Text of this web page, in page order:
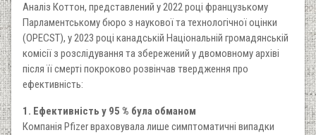
Аналіз Коттон, представлений у 2022 році французькому
Парламентському бюро з наукової та технологічної оцінки
(OPECST), у 2023 році канадській Національній громадянській
комісії з розслідування та збережений у двомовному архіві
після її смерті покроково розвінчав твердження про
ефективність:
1. Ефективність у 95 % була обманом
Компанія Pfizer враховувала лише симптоматичні випадки